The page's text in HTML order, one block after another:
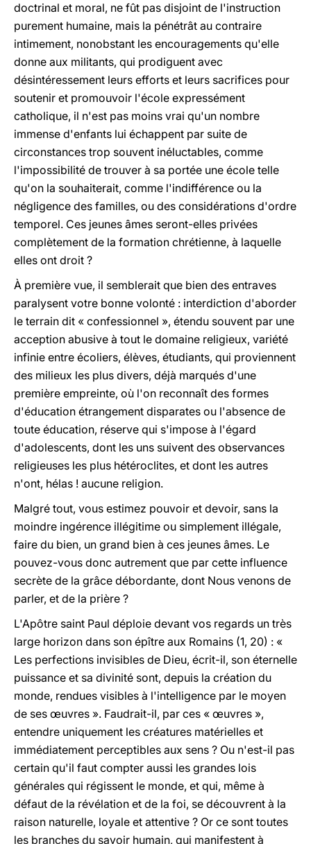
doctrinal et moral, ne fût pas disjoint de l'instruction
purement humaine, mais la pénétrât au contraire
intimement, nonobstant les encouragements qu'elle
donne aux militants, qui prodiguent avec
désintéressement leurs efforts et leurs sacrifices pour
soutenir et promouvoir l'école expressément
catholique, il n'est pas moins vrai qu'un nombre
immense d'enfants lui échappent par suite de
circonstances trop souvent inéluctables, comme
l'impossibilité de trouver à sa portée une école telle
qu'on la souhaiterait, comme l'indifférence ou la
négligence des familles, ou des considérations d'ordre
temporel. Ces jeunes âmes seront-elles privées
complètement de la formation chrétienne, à laquelle
elles ont droit ?
À première vue, il semblerait que bien des entraves
paralysent votre bonne volonté : interdiction d'aborder
le terrain dit « confessionnel », étendu souvent par une
acception abusive à tout le domaine religieux, variété
infinie entre écoliers, élèves, étudiants, qui proviennent
des milieux les plus divers, déjà marqués d'une
première empreinte, où l'on reconnaît des formes
d'éducation étrangement disparates ou l'absence de
toute éducation, réserve qui s'impose à l'égard
d'adolescents, dont les uns suivent des observances
religieuses les plus hétéroclites, et dont les autres
n'ont, hélas ! aucune religion.
Malgré tout, vous estimez pouvoir et devoir, sans la
moindre ingérence illégitime ou simplement illégale,
faire du bien, un grand bien à ces jeunes âmes. Le
pouvez-vous donc autrement que par cette influence
secrète de la grâce débordante, dont Nous venons de
parler, et de la prière ?
L'Apôtre saint Paul déploie devant vos regards un très
large horizon dans son épître aux Romains (1, 20) : «
Les perfections invisibles de Dieu, écrit-il, son éternelle
puissance et sa divinité sont, depuis la création du
monde, rendues visibles à l'intelligence par le moyen
de ses œuvres ». Faudrait-il, par ces « œuvres »,
entendre uniquement les créatures matérielles et
immédiatement perceptibles aux sens ? Ou n'est-il pas
certain qu'il faut compter aussi les grandes lois
générales qui régissent le monde, et qui, même à
défaut de la révélation et de la foi, se découvrent à la
raison naturelle, loyale et attentive ? Or ce sont toutes
les branches du savoir humain, qui manifestent à